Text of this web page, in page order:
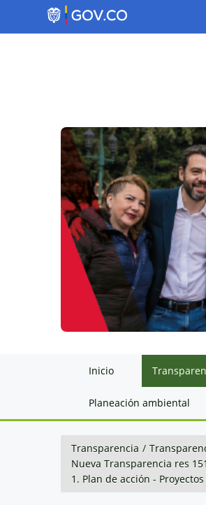
Inicio
Planeación ambiental
Transparencia /
Nueva Transparencia res
1. Plan de acción -